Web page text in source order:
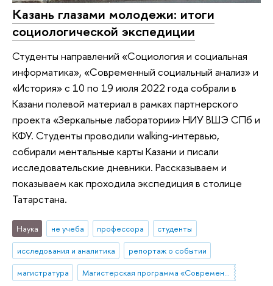
Казань глазами молодежи: итоги
социологической экспедиции
Студенты направлений «Социология и социальная
информатика», «Современный социальный анализ» и
«История» с 10 по 19 июля 2022 года собрали в
Казани полевой материал в рамках партнерского
проекта «Зеркальные лаборатории» НИУ ВШЭ СПб и
КФУ. Студенты проводили walking-интервью,
собирали ментальные карты Казани и писали
исследовательские дневники. Рассказываем и
показываем как проходила экспедиция в столице
Татарстана.
Наука не учеба профессора
студенты
исследования и аналитика
репортаж о событии
магистратура
Магистерская программа «Современный социальный анализ»